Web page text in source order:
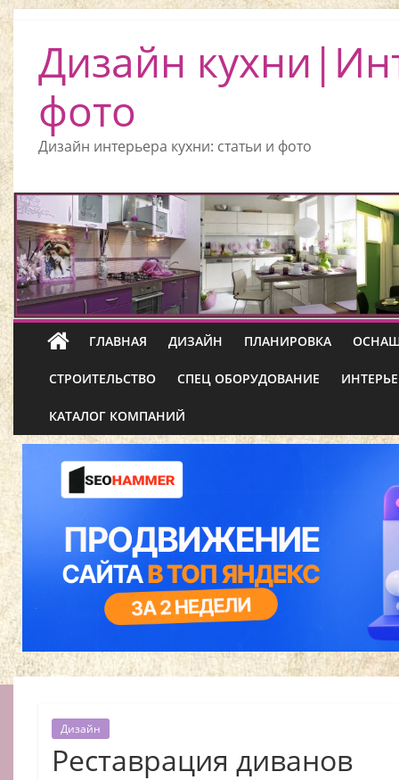
Дизайн
фото
Дизайн интерьера кухни: статьи и фото
ГЛАВНАЯ ДИЗАЙН ПЛАНИРОВКА
СТРОИТЕЛЬСТВО СПЕЦ ОБОРУДОВАНИЕ
КАТАЛОГ КОМПАНИЙ
Дизайн
Реставрация диванов